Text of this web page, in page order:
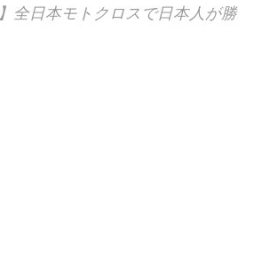
全日本モトクロスで日本人が勝